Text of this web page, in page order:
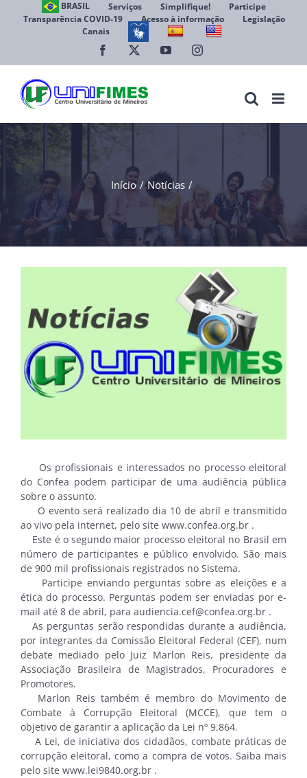
BRASIL Serviços Simplifique!
Participe
Transparência COVID-19
Acesso à informação
Legislação
Canais
Facebook YouTubeInstagram
Início Notícias
Os profissionais e interessados no processo eleitoral
do Confea podem participar de uma audiência pública
sobre o assunto.
O evento será realizado dia 10 de abril e transmitido
ao vivo pela internet, pelo site www.confea.org.br .
Este é o segundo maior processo eleitoral no Brasil em
número de participantes e público envolvido. São mais
de 900 mil profissionais registrados no Sistema.
Participe enviando perguntas sobre as eleições e a
ética do processo. Perguntas podem ser enviadas por e-
mail até 8 de abril, para audiencia.cef@confea.org.br .
As perguntas serão respondidas durante a audiência,
por integrantes da Comissão Eleitoral Federal (CEF), num
debate mediado pelo Juiz Marlon Reis, presidente da
Associação Brasileira de Magistrados, Procuradores e
Promotores.
Marlon Reis também é membro do Movimento de
Combate à Corrupção Eleitoral (MCCE), que tem o
objetivo de garantir a aplicação da Lei nº 9.864.
A Lei, de iniciativa dos cidadãos, combate práticas de
corrupção eleitoral, como a compra de votos. Saiba mais
pelo site www.lei9840.org.br .